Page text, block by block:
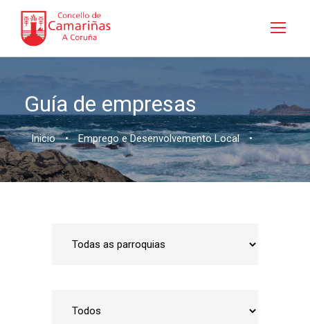
Guía de empresas
Inicio • Emprego e Desenvolvemento Local •